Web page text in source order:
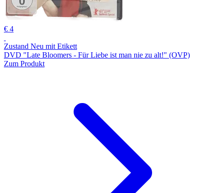
€ 4
Zustand Neu mit Etikett
DVD "Late Bloomers - Für Liebe ist man nie zu alt!" (OVP)
Zum Produkt